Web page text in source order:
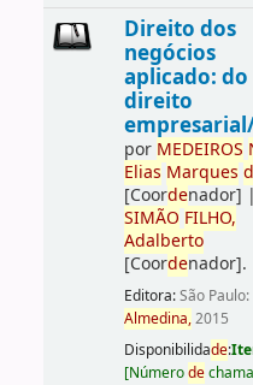
Direito dos
negócios
aplicado: do
direito
por MEDEIROS
Elias Marques
[Coordenador] |
SIMÃO FILHO,
Adalberto
[Coordenador].
Editora:São Paulo:
Almedina,2015
Disponibilidade:
[Númerode